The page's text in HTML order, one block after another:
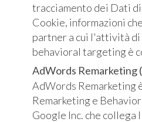
tracciamento dei Dati
Cookie, informazioni
partner a cui l'attività di
behavioral targeting è
AdWords Remarketing
AdWords Remarketing
Remarketing e
Google Inc. che